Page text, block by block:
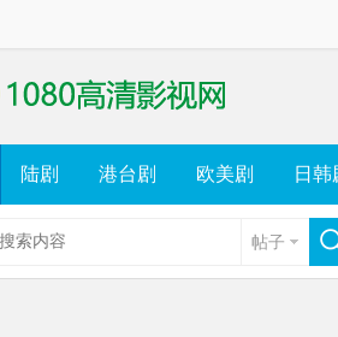
陆剧 港台剧 欧美剧 日韩
帖子